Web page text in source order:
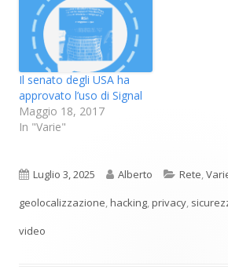
Il senato degli USA ha
approvato l’uso di Signal
Maggio 18, 2017
In "Varie"
Pubblicato
Luglio 3, 2025 Autore
Alberto Categorie
Rete,
geolocalizzazione,hacking,privacy,
video